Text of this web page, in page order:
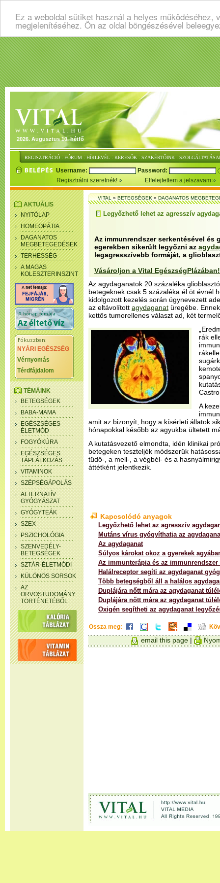
Ez a weboldal sütiket használ a helyes
megjelenítéséhez. Ön az oldal böngészésével
2026. Augusztus 10. hétfő
REGISZTRÁCIÓ : FÓRUM : HÍRLEVÉL : KERESŐK : SZAKÉRTŐINK :
Username:
Password:
Regisztrálni szeretnék!
Elfelejtettem a jelszavam
AKTUÁLIS
NYITÓLAP
HOMEOPÁTIA
DAGANATOS
MEGBETEGEDÉSEK
TERHESSÉG
A MAGAS
KOLESZTERINSZINT
NYÁRI EGÉSZSÉG
Vérnyomás
Térdfájdalom
TÉMÁINK
BETEGSÉGEK
BABA-MAMA
EGÉSZSÉGES
ÉLETMÓD
FOGYÓKÚRA
EGÉSZSÉGES
TÁPLÁLKOZÁS
VITAMINOK
SZÉPSÉGÁPOLÁS
ALTERNATÍV
GYÓGYÁSZAT
GYÓGYTEÁK
SZEX
PSZICHOLÓGIA
SZENVEDÉLY-
BETEGSÉGEK
SZTÁR-ÉLETMÓDI
KÜLÖNÖS SORSOK
AZ
ORVOSTUDOMÁNY
TÖRTÉNETÉBŐL
VITAL»BETEGSÉGEK»DAGANATOS
Legyőzhető lehet az agresszív
Az immunrendszer serkentésével és
egerekben sikerült legyőzni az
legagresszívebb formáját, a
Vásároljon a Vital EgészségPlázában!
Az agydaganatok 20 százaléka
betegeknek csak 5 százaléka él öt évnél
kidolgozott kezelés során úgynevezett
az eltávolított agydaganat üregébe.
kettős tumorellenes választ ad, két
rák
A
amit az bizonyít, hogy a kísérleti állatok
hónapokkal később az agyukba ültetett
A kutatásvezető elmondta, idén klinikai
betegeken teszteljék módszerük
tüdő-, a mell-, a végbél- és a
áttétként jelentkezik.
Kapcsolódó anyagok
Legyőzhető lehet az agresszív
Mutáns vírus gyógyíthatja az
Az agydaganat
Súlyos károkat okoz a gyerekek
Az immunterápia és az
Halálreceptor segíti az agydaganat
Több betegségből áll a halálos
Duplájára nőtt mára az agydaganat
Duplájára nőtt mára az agydaganat
Oxigén segítheti az agydaganat
Ossza meg:
email this page |